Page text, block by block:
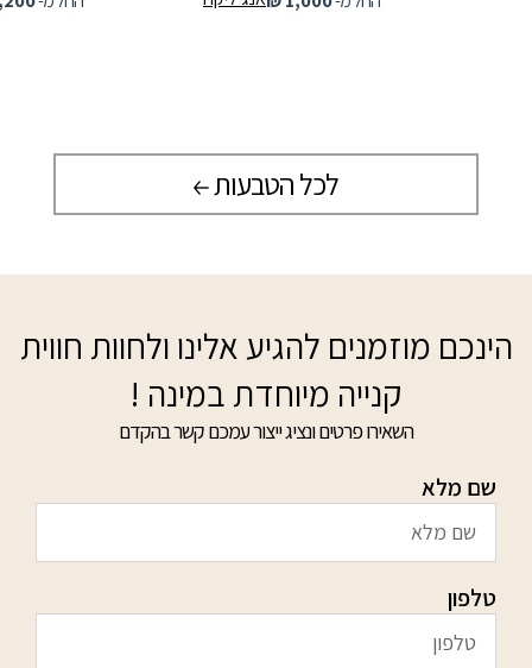
לכל הטבעות
הינכם מוזמנים להגיע אלינו ולחוות חווית
קנייה מיוחדת במינה !
השאירו פרטים ונציג ייצור עמכם קשר בהקדם
שם מלא
טלפון